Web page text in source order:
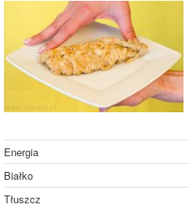
Energia
Białko
Tłuszcz